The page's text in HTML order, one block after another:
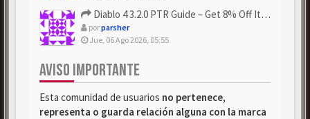
Diablo 4 3.2.0 PTR Guide – Get 8% Off Items Quickly to Test ...
porparsher
Jue, 06 Ago 2026, 05:55
AVISO IMPORTANTE
Esta comunidad de usuarios no pertenece,
representa o guarda relación alguna con la marca